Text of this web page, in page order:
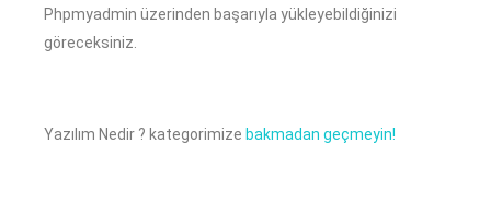
Phpmyadmin üzerinden başarıyla yükleyebildiğinizi
göreceksiniz.
Yazılım Nedir ? kategorimize bakmadan geçmeyin!